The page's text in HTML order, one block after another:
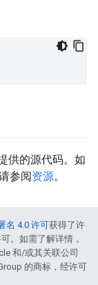
供的源代码。如
参阅资源。
名 4.0 许可获得了许
。如需了解详情，
和/或其关联公司
的商标，经许可